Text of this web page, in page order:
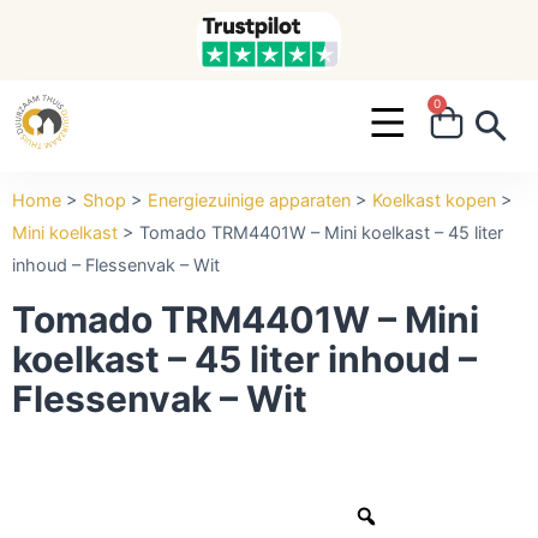
0
Home > Shop > Energiezuinige apparaten > Koelkast kopen >
Mini koelkast > Tomado TRM4401W – Mini koelkast – 45 liter
inhoud – Flessenvak – Wit
Tomado TRM4401W – Mini
koelkast – 45 liter inhoud –
Flessenvak – Wit